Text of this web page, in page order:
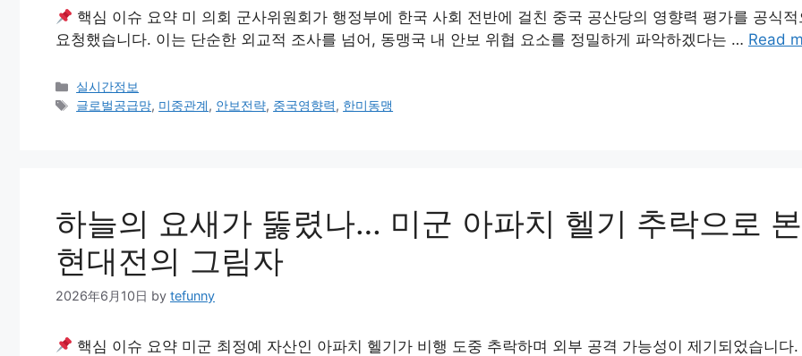
핵심 이슈 요약 미 의회 군사위원회가 행정부에 한국 사회 전반에 걸친 중국 공산당의 영향력 평가를 공식적
요청했습니다. 이는 단순한 외교적 조사를 넘어, 동맹국 내 안보 위협 요소를 정밀하게 파악하겠다는 … Read
Categories
실시간정보
Tags
글로벌공급망, 미중관계, 안보전략, 중국영향력, 한미동맹
하늘의 요새가 뚫렸나… 미군 아파치 헬기 추락으로 본
현대전의 그림자
2026年6月10日 by tefunny
핵심 이슈 요약 미군 최정예 자산인 아파치 헬기가 비행 도중 추락하며 외부 공격 가능성이 제기되었습니다.